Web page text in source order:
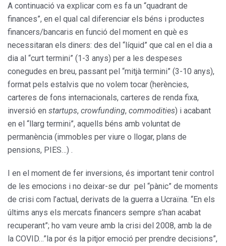
A continuació va explicar com es fa un “quadrant de
finances”, en el qual cal diferenciar els béns i productes
financers/bancaris en funció del moment en què es
necessitaran els diners: des del “líquid” que cal en el dia a
dia al “curt termini” (1-3 anys) per a les despeses
conegudes en breu, passant pel “mitjà termini” (3-10 anys),
format pels estalvis que no volem tocar (herències,
carteres de fons internacionals, carteres de renda fixa,
inversió en startups, crowfunding, commodities) i acabant
en el “llarg termini”, aquells béns amb voluntat de
permanència (immobles per viure o llogar, plans de
pensions, PIES…) .
I en el moment de fer inversions, és important tenir control
de les emocions i no deixar-se dur pel “pànic” de moments
de crisi com l’actual, derivats de la guerra a Ucraïna. “En els
últims anys els mercats financers sempre s’han acabat
recuperant”; ho vam veure amb la crisi del 2008, amb la de
la COVID…”la por és la pitjor emoció per prendre decisions”,